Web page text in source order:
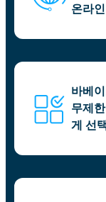
온라
바베
무제
게 선